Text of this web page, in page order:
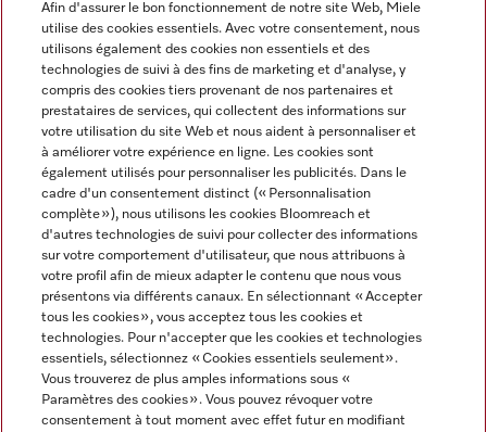
Langue
FRANÇAIS
Informations légales
CGV
Miele sur Facebook
Miele sur Youtube
Miele sur Instagram
Miele sur Pinterest
Afin d'assurer le bon fonctionnement de notre site Web, Miele
utilise des cookies essentiels. Avec votre consentement, nous
utilisons également des cookies non essentiels et des
technologies de suivi à des fins de marketing et d'analyse, y
compris des cookies tiers provenant de nos partenaires et
prestataires de services, qui collectent des informations sur
votre utilisation du site Web et nous aident à personnaliser et
à améliorer votre expérience en ligne. Les cookies sont
également utilisés pour personnaliser les publicités. Dans le
cadre d'un consentement distinct (« Personnalisation
complète »), nous utilisons les cookies Bloomreach et
d'autres technologies de suivi pour collecter des informations
sur votre comportement d'utilisateur, que nous attribuons à
votre profil afin de mieux adapter le contenu que nous vous
présentons via différents canaux. En sélectionnant « Accepter
tous les cookies », vous acceptez tous les cookies et
technologies. Pour n'accepter que les cookies et technologies
essentiels, sélectionnez « Cookies essentiels seulement».
Vous trouverez de plus amples informations sous «
Paramètres des cookies ». Vous pouvez révoquer votre
consentement à tout moment avec effet futur en modifiant